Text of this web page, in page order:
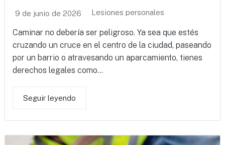
9 de junio de 2026 Lesiones personales
Caminar no debería ser peligroso. Ya sea que estés
cruzando un cruce en el centro de la ciudad, paseando
por un barrio o atravesando un aparcamiento, tienes
derechos legales como...
Seguir leyendo